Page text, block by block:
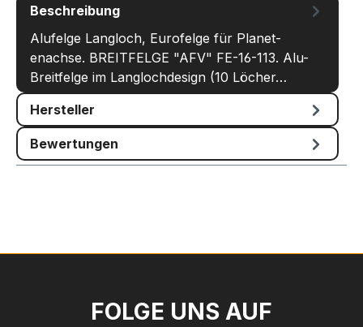
Beschreibung
Alufelge Langloch, Eurofelge für Planet-
enachse. BREITFELGE "AFV" FE-16-113. Alu-
Breitfelge im Langlochdesign (10 Löcher…
Hersteller
Bewertungen
FOLGE UNS AUF